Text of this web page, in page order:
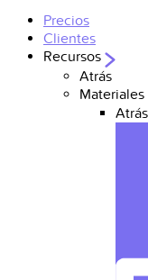
Precios
Clientes
Recursos
Atrás
Materiales
Atrás